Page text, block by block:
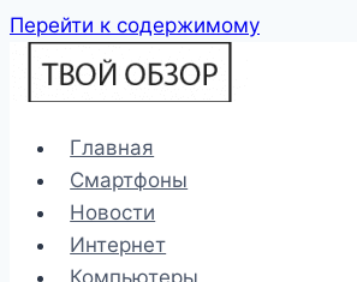
Перейти к содержимому
Главная
Смартфоны
Новости
Интернет
Компьютеры